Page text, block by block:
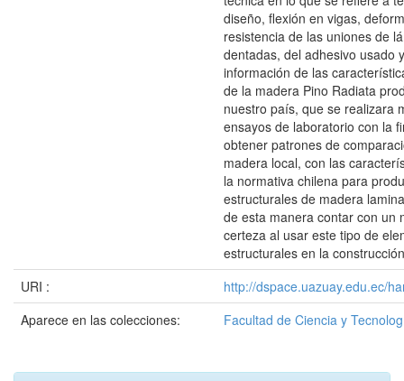
diseño, flexión en vigas,
resistencia de las uniones de
dentadas, del adhesivo usado
información de las
de la madera Pino Radiata
nuestro país, que se realizara
ensayos de laboratorio con la
obtener patrones de
madera local, con las
la normativa chilena para
estructurales de madera
de esta manera contar con un
certeza al usar este tipo de
estructurales en la
URI :
http://dspace.uazuay.edu.ec/
Aparece en las colecciones:
Facultad de Ciencia y